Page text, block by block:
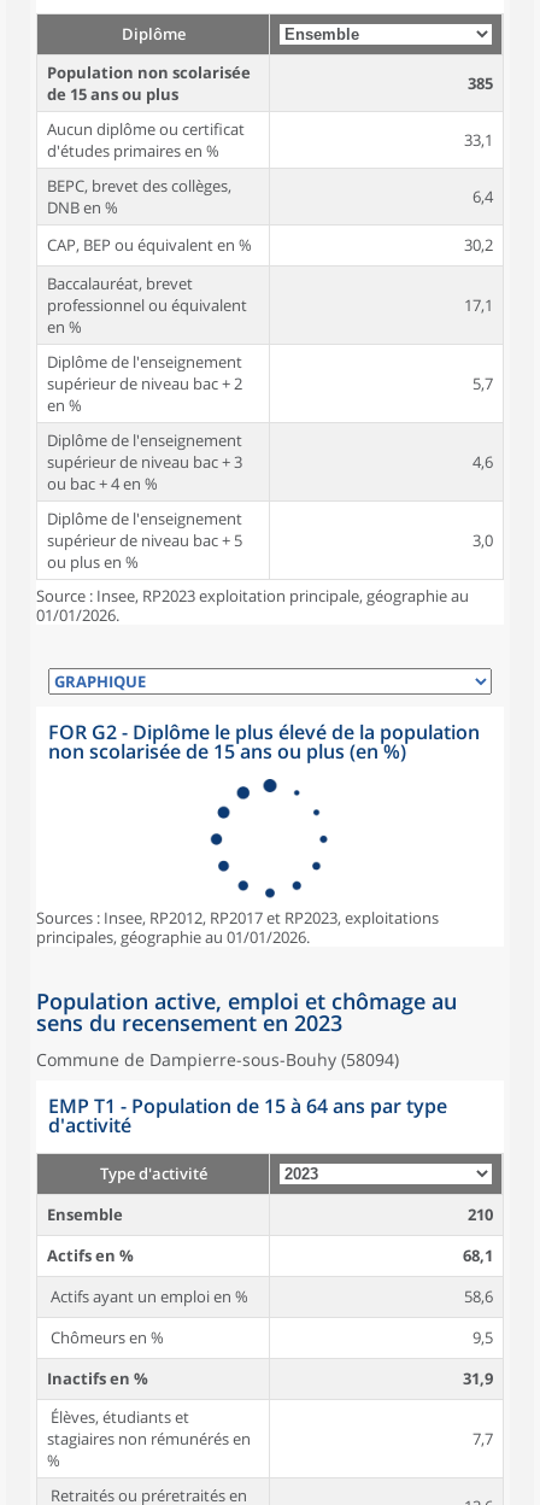
Diplôme
Population non scolarisée
de 15 ans ou plus
385
Aucun diplôme ou certificat
d'études primaires en %
33,1
BEPC, brevet des collèges,
DNB en %
6,4
CAP, BEP ou équivalent en %
30,2
Baccalauréat, brevet
professionnel ou équivalent
en %
17,1
Diplôme de l'enseignement
supérieur de niveau bac + 2
en %
5,7
Diplôme de l'enseignement
supérieur de niveau bac + 3
ou bac + 4 en %
4,6
Diplôme de l'enseignement
supérieur de niveau bac + 5
ou plus en %
3,0
Source : Insee, RP2023 exploitation principale, géographie au
01/01/2026.
FOR G2 - Diplôme le plus élevé de la population
non scolarisée de 15 ans ou plus (en %)
Sources : Insee, RP2012, RP2017 et RP2023, exploitations
principales, géographie au 01/01/2026.
Population active, emploi et chômage au
sens du recensement en 2023
Commune de Dampierre-sous-Bouhy (58094)
EMP T1 - Population de 15 à 64 ans par type
d'activité
Type d'activité
Ensemble
210
Actifs en %
68,1
Actifs ayant un emploi en %
58,6
Chômeurs en %
9,5
Inactifs en %
31,9
Élèves, étudiants et
stagiaires non rémunérés en
%
7,7
Retraités ou préretraités en